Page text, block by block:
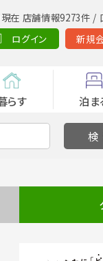
現在 店舗情報9273件
ログイン
新規
らす 泊ま